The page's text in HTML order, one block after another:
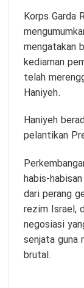
Korps Garda
mengatakan
kediaman
telah
Haniyeh.
Haniyeh
pelantikan
habis-
dari perang
rezim Israel,
negosiasi
senjata guna
brutal.